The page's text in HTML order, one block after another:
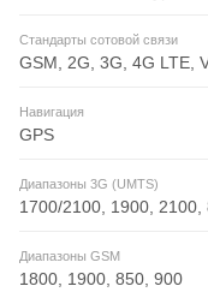
Стандарты сотовой связи
GSM, 2G, 3G, 4G LTE,
Навигация
GPS
Диапазоны 3G (UMTS)
1700/2100, 1900, 2100,
Диапазоны GSM
1800, 1900, 850, 900